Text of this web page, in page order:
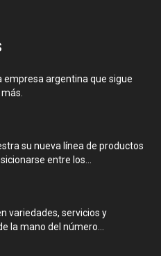
empresa argentina que sigue
su nueva línea de productos
entre los...
variedades, servicios y
la mano del número...